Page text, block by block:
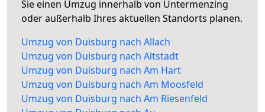
Sie einen Umzug innerhalb von Untermenzing
oder außerhalb Ihres aktuellen Standorts planen.
Umzug von Duisburg nach Allach
Umzug von Duisburg nach Altstadt
Umzug von Duisburg nach Am Hart
Umzug von Duisburg nach Am Moosfeld
Umzug von Duisburg nach Am Riesenfeld